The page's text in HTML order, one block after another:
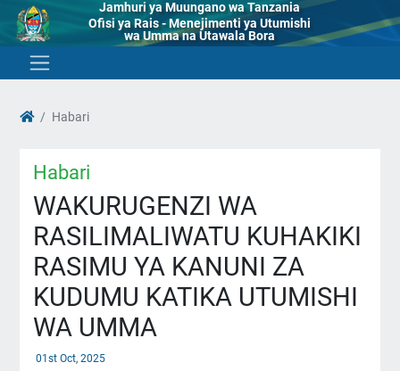
Jamhuri ya Muungano wa Tanzania
Ofisi ya Rais - Menejimenti ya Utumishi
wa Umma na Utawala Bora
Habari
Habari
WAKURUGENZI WA
RASILIMALIWATU KUHAKIKI
RASIMU YA KANUNI ZA
KUDUMU KATIKA UTUMISHI
WA UMMA
01st Oct, 2025